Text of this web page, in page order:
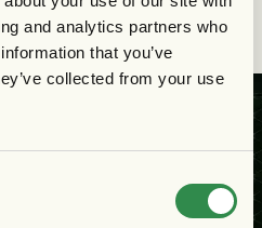
and analytics partners who
that you’ve
collected from your use
tagit ut följande trupp till